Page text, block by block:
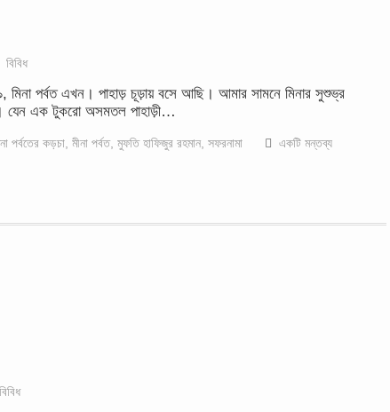
বিবিধ
পর্বত এখন। পাহাড় চূড়ায় বসে আছি। আমার সামনে মিনার সুশুভ্র
যেন এক টুকরো অসমতল পাহাড়ী…
পর্বতের কড়চা মীনা পর্বত, মুফতি হাফিজুর রহমান সফরনামা একটি মন্তব্য
বিবিধ